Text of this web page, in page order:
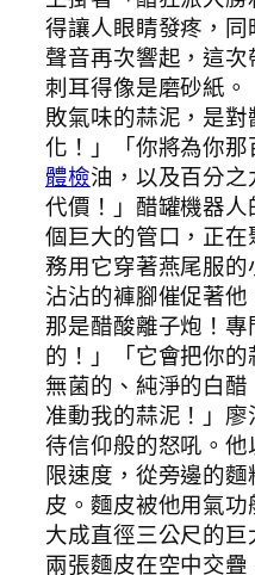
得讓人眼睛發疼，
聲音再次響起，這次
刺耳得像是磨砂紙
敗氣味的蒜泥，是
化！」「你將為你
體檢油，以及百分
代價！」醋罐機器
個巨大的管口，正
務用它穿著燕尾服
沾沾的褲腳催促著他
那是醋酸離子炮！
的！」「它會把你
無菌的、純淨的白
准動我的蒜泥！」
待信仰般的怒吼。
限速度，從旁邊的
皮。麵皮被他用氣
大成直徑三公尺的巨
兩張麵皮在空中交